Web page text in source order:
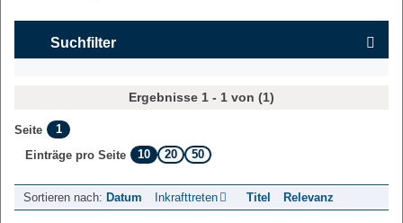
Suchfilter
Ergebnisse 1 - 1 von (1)
Seite
1
Einträge pro Seite
10 20 50
Sortieren nach: Datum Inkrafttreten Titel Relevanz